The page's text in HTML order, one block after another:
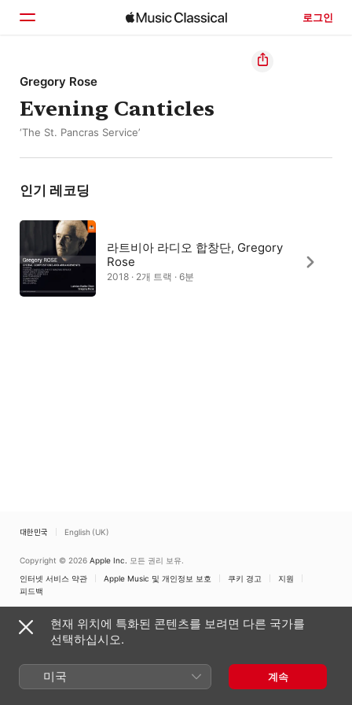
로그인
홈
둘러보기
Gregory Rose
Evening Canticles
‘The St. Pancras Service’
인기 레코딩
라트비아 라디오 합창단, Gregory
Rose
2018 · 2개 트랙 · 6분
대한민국 English (UK)
Copyright © 2026 Apple Inc. 모든 권리 보유.
인터넷 서비스 약관
Apple Music 및 개인정보 보호 쿠키 경고
지원
피드백
현재 위치에 특화된 콘텐츠를 보려면 다른 국가를
선택하십시오.
미국 계속